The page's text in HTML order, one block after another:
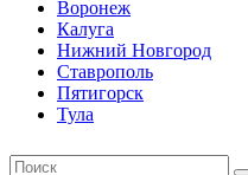
Воронеж
Калуга
Нижний Новгород
Ставрополь
Пятигорск
Тула